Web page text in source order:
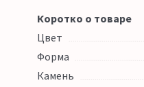
Коротко о товаре
Цвет
Форма
Камень